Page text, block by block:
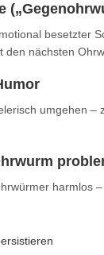
besetzter
den nächsten
umgehen –
harmlos